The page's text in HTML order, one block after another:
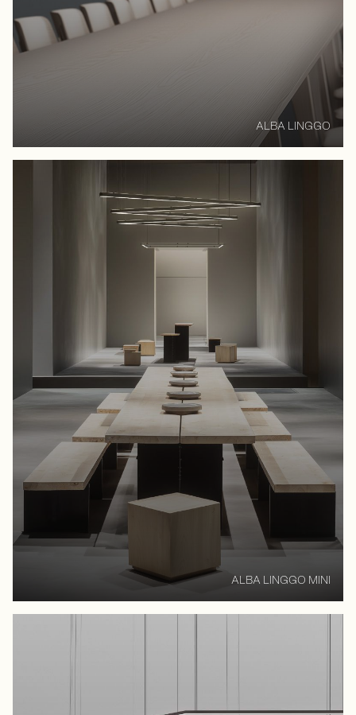
ALBA LINGGO
ALBA LINGGO MINI